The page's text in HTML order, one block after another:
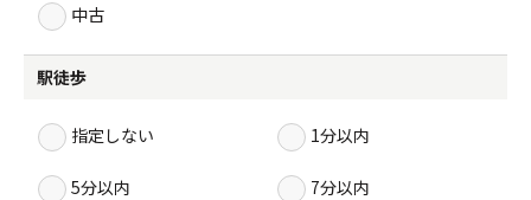
中古
駅徒歩
指定しない 1分以内
5分以内 7分以内